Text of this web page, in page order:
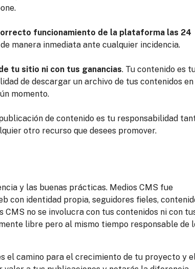
funcionamiento de la plataforma las 24
manera inmediata ante cualquier incidencia.
tu sitio ni con tus ganancias. Tu contenido es
de descargar un archivo de tus contenidos en
momento.
de contenido es tu responsabilidad
otro recurso que desees promover.
y las buenas prácticas. Medios CMS fue
con identidad propia, seguidores fieles,
no se involucra con tus contenidos ni con
libre pero al mismo tiempo responsable de
el camino para el crecimiento de tu proyecto y